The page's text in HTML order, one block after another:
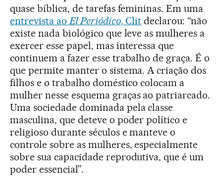
quase bíblica, de tarefas femininas. Em uma
entrevista aoEl Periódico, Clit declarou: “não
existe nada biológico que leve as mulheres a
exercer esse papel, mas interessa que
continuem a fazer esse trabalho de graça. É o
que permite manter o sistema. A criação dos
filhos e o trabalho doméstico colocam a
mulher nesse esquema graças ao patriarcado.
Uma sociedade dominada pela classe
masculina, que deteve o poder político e
religioso durante séculos e manteve o
controle sobre as mulheres, especialmente
sobre sua capacidade reprodutiva, que é um
poder essencial”.